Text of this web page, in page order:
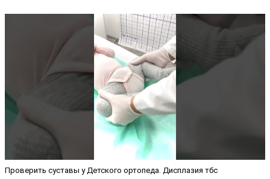
Проверить суставы у Детского ортопеда. Дисплазия тбс